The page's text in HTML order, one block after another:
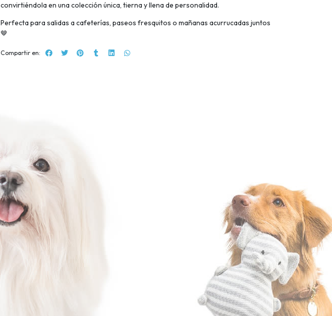
convirtiéndola en una colección única, tierna y llena de personalidad.
Perfecta para salidas a cafeterías, paseos fresquitos o mañanas acurrucadas juntos
🤎
Compartir en: